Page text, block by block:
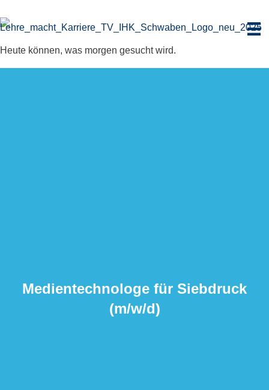
Inhalt
Heute können, was morgen gesucht wird.
Medi­en­tech­no­loge für Sieb­druck
(m/​w/​d)